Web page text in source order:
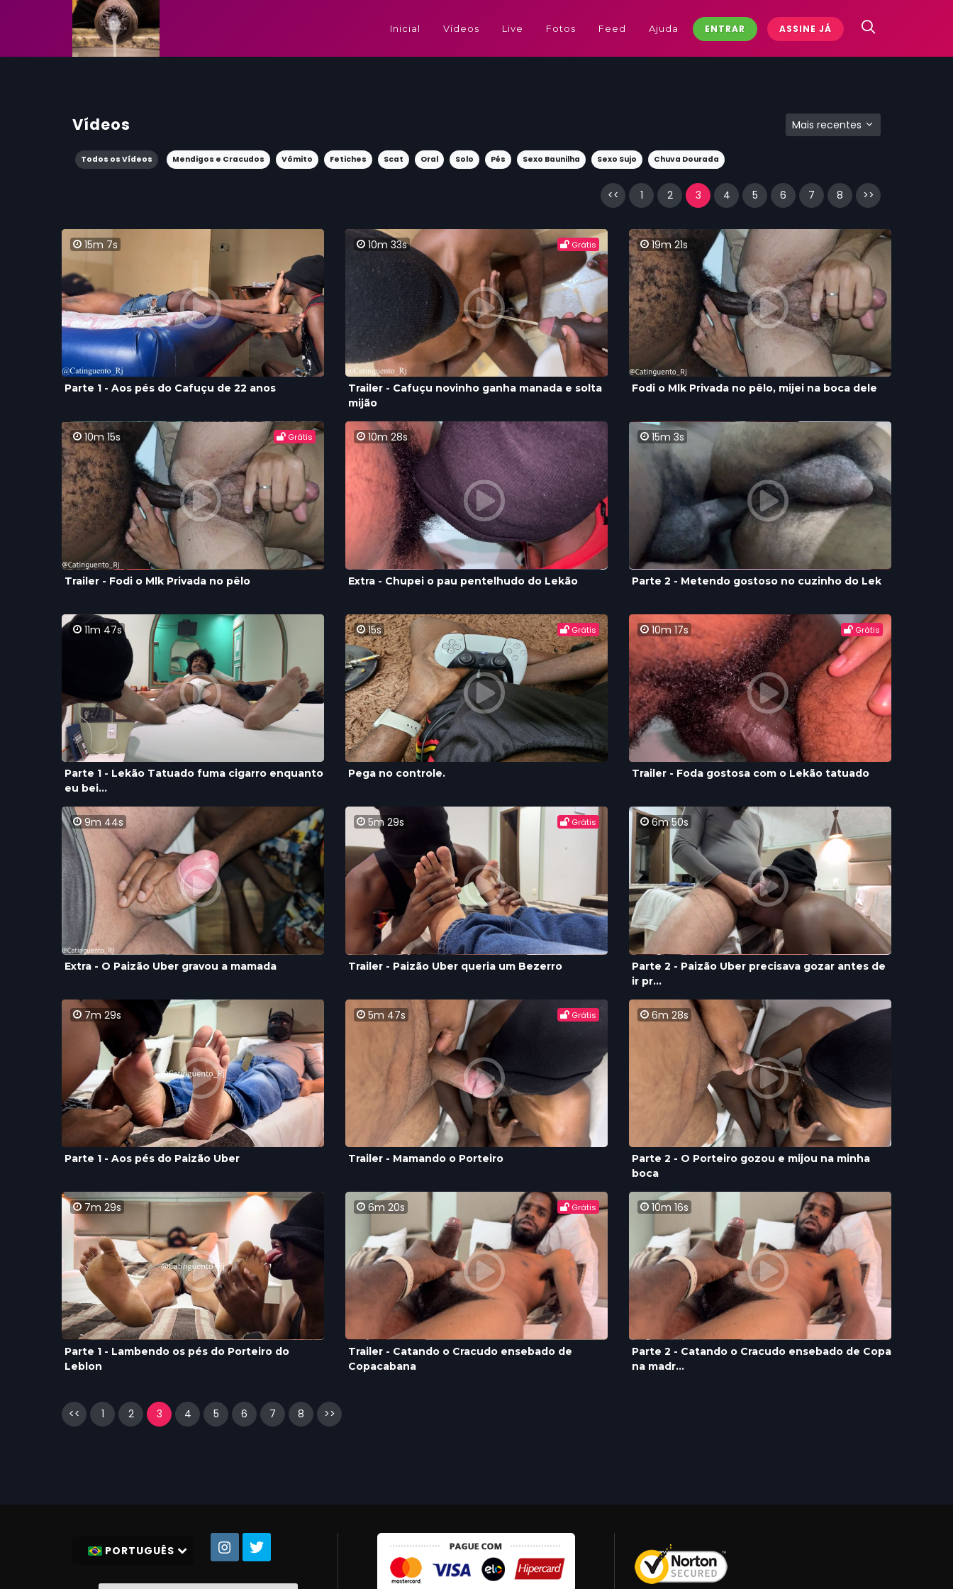
Inicial Vídeos Live Fotos Feed Ajuda ENTRAR ASSINE JÁ
Vídeos Mais recentes
Todos os Vídeos Mendigos e Cracudos Vômito Fetiches Scat Oral Solo Pés Sexo Baunilha Sexo Sujo Chuva Dourada
<< 1 2 3 4 5 6 7 8 >>
15m 7s
Parte 1 - Aos pés do Cafuçu de 22 anos
10m 33s Grátis
Trailer - Cafuçu novinho ganha manada e solta
mijão
19m 21s
Fodi o Mlk Privada no pêlo, mijei na boca dele
10m 15s Grátis
Trailer - Fodi o Mlk Privada no pêlo
10m 28s
Extra - Chupei o pau pentelhudo do Lekão
15m 3s
Parte 2 - Metendo gostoso no cuzinho do Lek
11m 47s
Parte 1 - Lekão Tatuado fuma cigarro enquanto
eu bei...
15s Grátis
Pega no controle.
10m 17s Grátis
Trailer - Foda gostosa com o Lekão tatuado
9m 44s
Extra - O Paizão Uber gravou a mamada
5m 29s Grátis
Trailer - Paizão Uber queria um Bezerro
6m 50s
Parte 2 - Paizão Uber precisava gozar antes de
ir pr...
7m 29s
Parte 1 - Aos pés do Paizão Uber
5m 47s Grátis
Trailer - Mamando o Porteiro
6m 28s
Parte 2 - O Porteiro gozou e mijou na minha
boca
7m 29s
Parte 1 - Lambendo os pés do Porteiro do
Leblon
6m 20s Grátis
Trailer - Catando o Cracudo ensebado de
Copacabana
10m 16s
Parte 2 - Catando o Cracudo ensebado de Copa
na madr...
<< 1 2 3 4 5 6 7 8 >>
PORTUGUÊS